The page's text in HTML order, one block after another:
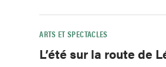
ARTS ET SPECTACLES
L’été sur la route de